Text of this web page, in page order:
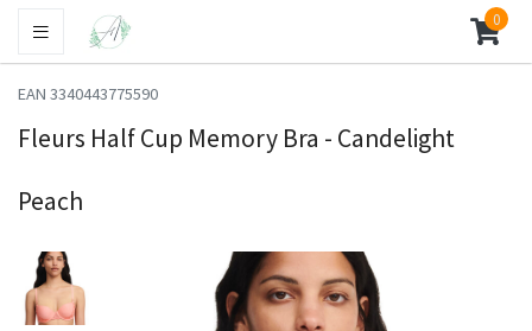
0
EAN 3340443775590
Fleurs Half Cup Memory Bra - Candelight
Peach